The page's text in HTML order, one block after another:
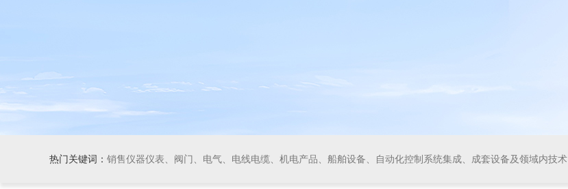
热门关键词： 销售仪器仪表、阀门、电气、电线电缆、机电产品、船舶设备、自动化控制系统集成、成套设备及领域内技术开发、技术转让、技术咨询、技术服务，从事货物及技术的进出口业务，仪器仪表、阀门、电线电缆的生产、加工。